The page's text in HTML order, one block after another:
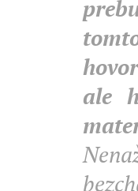
ale